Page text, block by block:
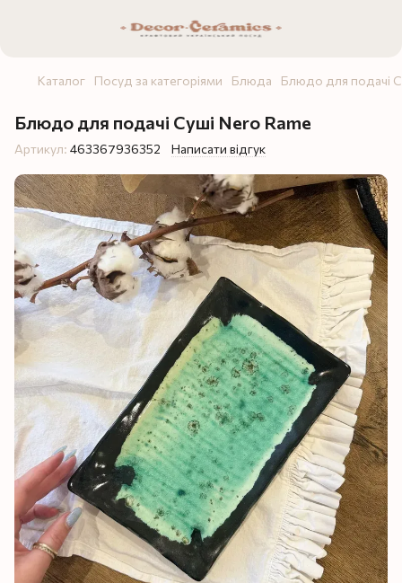
Каталог Посуд за категоріями Блюда Блюдо для подачі
Блюдо для подачі Суші Nero Rame
Артикул: 463367936352 Написати відгук